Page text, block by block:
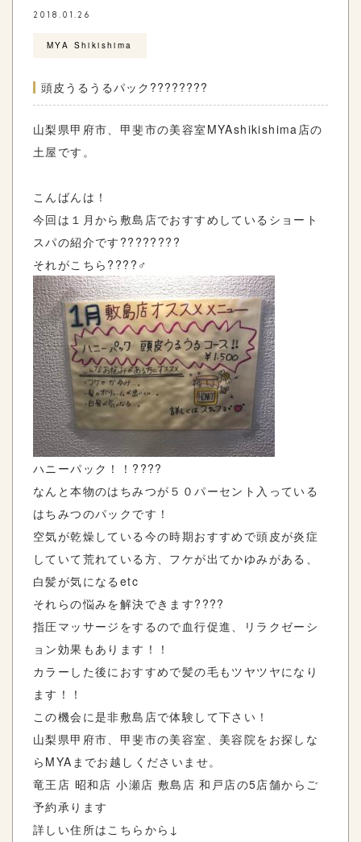
2018.01.26
MYA Shikishima
頭皮うるうるパック????????
山梨県甲府市、甲斐市の美容室MYAshikishima店の
土屋です。
こんばんは！
今回は１月から敷島店でおすすめしているショート
スパの紹介です????????
それがこちら????‍♂️
ハニーパック！！????
なんと本物のはちみつが５０パーセント入っている
はちみつのパックです！
空気が乾燥している今の時期おすすめで頭皮が炎症
していて荒れている方、フケが出てかゆみがある、
白髪が気になるetc
それらの悩みを解決できます????
指圧マッサージをするので血行促進、リラクゼーシ
ョン効果もあります！！
カラーした後におすすめで髪の毛もツヤツヤになり
ます！！
この機会に是非敷島店で体験して下さい！
山梨県甲府市、甲斐市の美容室、美容院をお探しな
らMYAまでお越しくださいませ。
竜王店 昭和店 小瀬店 敷島店 和戸店の5店舗からご
予約承ります
詳しい住所はこちらから↓